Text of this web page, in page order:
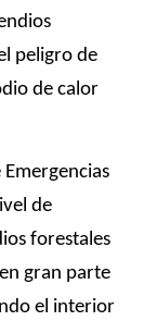
peligro de
de calor
de
forestales
en gran parte
el interior